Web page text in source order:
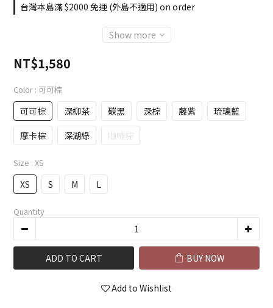
台灣本島滿 $2000 免運 (外島不適用) on order
Show more
NT$1,580
Color : 可可棕
可可棕 深柳茶 碳黑 深棕 藤紫
琉璃藍
摩卡棕
深湖綠 咖啡棕
Size : XS
XS S M L
Quantity
ADD TO CART BUY NOW
Add to Wishlist